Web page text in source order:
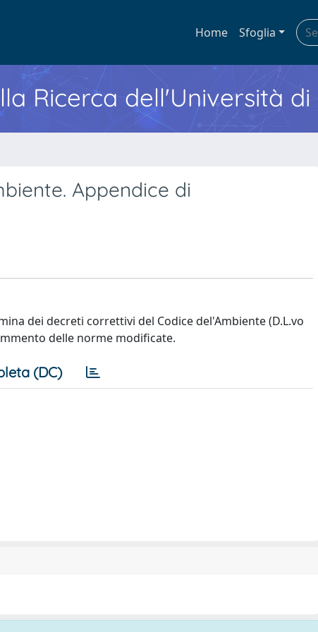
Home Sfoglia
Ricerca dell'Università
Appendice di
dei decreti correttivi del Codice del'Ambiente (D.L.vo
delle norme modificate.
(DC)